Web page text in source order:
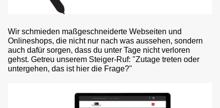
Wir schmieden maßgeschneiderte Webseiten und
Onlineshops, die nicht nur nach was aussehen, sondern
auch dafür sorgen, dass du unter Tage nicht verloren
gehst. Getreu unserem Steiger-Ruf: "Zutage treten oder
untergehen, das ist hier die Frage?"